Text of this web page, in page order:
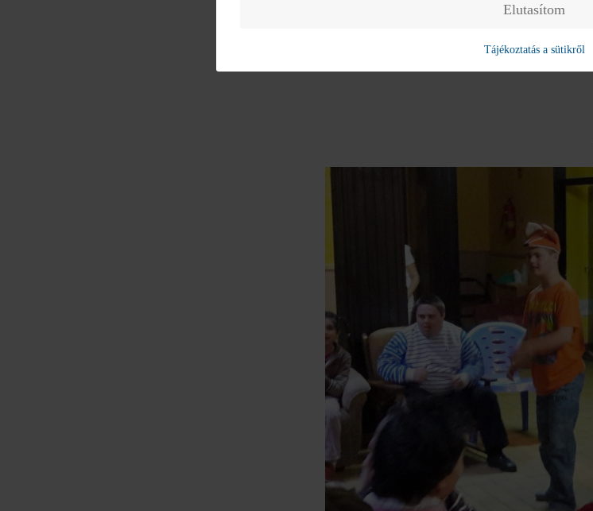
Elutasítom
Tájékoztatás a sütikről